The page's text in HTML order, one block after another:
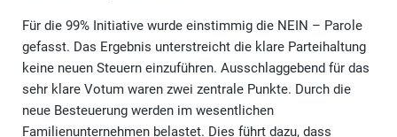
Für die 99% Initiative wurde einstimmig die NEIN – Parole
gefasst. Das Ergebnis unterstreicht die klare Parteihaltung
keine neuen Steuern einzuführen. Ausschlaggebend für das
sehr klare Votum waren zwei zentrale Punkte. Durch die
neue Besteuerung werden im wesentlichen
Familienunternehmen belastet. Dies führt dazu, dass